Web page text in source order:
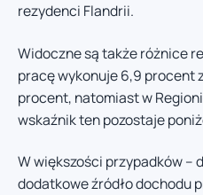
rezydenci Flandrii.
Widoczne są także różnice
pracę wykonuje 6,9 procent
procent, natomiast w
wskaźnik ten pozostaje
W większości przypadków –
dodatkowe źródło dochodu